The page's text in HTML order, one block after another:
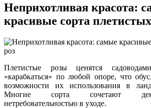
Неприхотливая красота:
красивые сорта
Плетистые розы ценятся
«карабкаться» по любой опоре, что
возможности их использования в
Многие сорта сочетают
нетребовательностью в уходе.